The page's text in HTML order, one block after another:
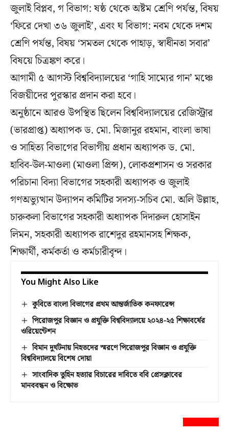
জুলাই বিপ্লব, গ বিভাগ: ষষ্ঠ থেকে অষ্টম শ্রেণি পর্যন্ত, বিষয়
‘ফিরে দেখা ৩৬ জুলাই’, এবং ঘ বিভাগ: নবম থেকে দশম
শ্রেণি পর্যন্ত, বিষয় ‘সমতল থেকে পাহাড়, স্বাধীনতা সবার’
বিষয়ে চিত্রঙ্কণ করে।
আগামী ৫ আগস্ট বিশ্ববিদ্যালয়ের ‘গাহি সাম্যের গান’ মঞ্চে
বিজয়ীদের পুরস্কার প্রদান করা হবে।
অনুষ্ঠানে আরও উপস্থিত ছিলেন বিশ্ববিদ্যালয়ের রেজিস্ট্রার
(ভারপ্রাপ্ত) অধ্যাপক ড. মো. মিজানুর রহমান, বাংলা ভাষা
ও সাহিত্য বিভাগের বিভাগীয় প্রধান অধ্যাপক ড. মো.
হাবিব-উল-মাওলা (মাওলা প্রিন্স), লোকপ্রশাসন ও সরকার
পরিচানা বিদ্যা বিভাগের সহকারী অধ্যাপক ও জুলাই
গণঅভ্যুত্থান উদ্যাপন কমিটির সদস্য-সচিব মো. অলি উল্লাহ,
চারুকলা বিভাগের সহকারী অধ্যাপক দিদারুল হোসাইন
লিমন, সহকারী অধ্যাপক রাশেদুর রহমানসহ শিক্ষক,
শিক্ষার্থী, কর্মকর্তা ও কর্মচারীবৃন্দ।
You Might Also Like
কুবিতে বাংলা বিভাগের প্রথম আন্তর্জাতিক কনফারেন্স
পিরোজপুর বিজ্ঞান ও প্রযুক্তি বিশ্ববিদ্যালয়ে ২০২৪-২৫ শিক্ষাবর্ষের
ওরিয়েন্টেশন
বিমান দুর্ঘটনায় নিহতদের স্মরণে পিরোজপুর বিজ্ঞান ও প্রযুক্তি
বিশ্ববিদ্যালয়ে বিশেষ দোয়া
সাংবাদিক তুহিন হত্যার বিচারের দাবিতে ববি প্রেসক্লাবের
মানববন্ধন ও বিক্ষোভ